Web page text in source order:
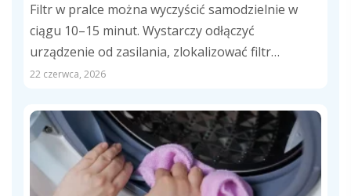
Filtr w pralce można wyczyścić samodzielnie w
ciągu 10–15 minut. Wystarczy odłączyć
urządzenie od zasilania, zlokalizować filtr
odpływowy, usunąć zalegające...
22 czerwca, 2026